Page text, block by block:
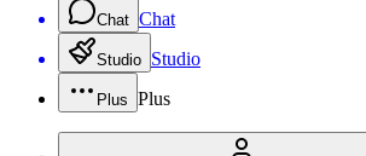
Chat Chat
Studio Studio
Plus Plus